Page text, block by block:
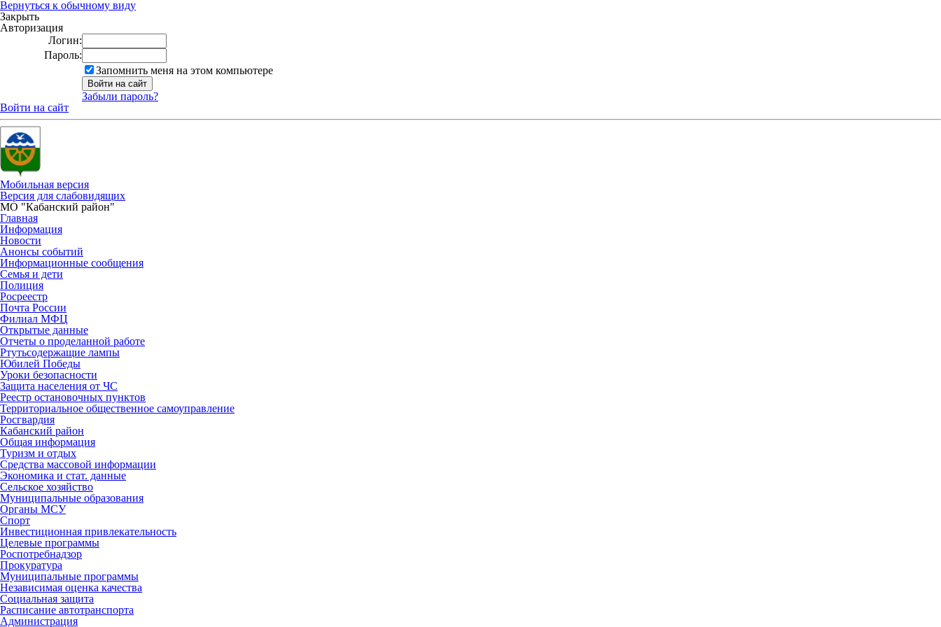
Вернуться к обычному виду
Закрыть
Авторизация
Логин:
Пароль:
Запомнить меня на этом компьютере
Забыли пароль?
Войти на сайт
Мобильная версия
Версия для слабовидящих
МО "Кабанский район"
Главная
Информация
Новости
Анонсы событий
Информационные сообщения
Семья и дети
Полиция
Росреестр
Почта России
Филиал МФЦ
Открытые данные
Отчеты о проделанной работе
Ртутьсодержащие лампы
Юбилей Победы
Уроки безопасности
Защита населения от ЧС
Реестр остановочных пунктов
Территориальное общественное самоуправление
Росгвардия
Кабанский район
Общая информация
Туризм и отдых
Средства массовой информации
Экономика и стат. данные
Сельское хозяйство
Муниципальные образования
Органы МСУ
Спорт
Инвестиционная привлекательность
Целевые программы
Роспотребнадзор
Прокуратура
Муниципальные программы
Независимая оценка качества
Социальная защита
Расписание автотранспорта
Администрация